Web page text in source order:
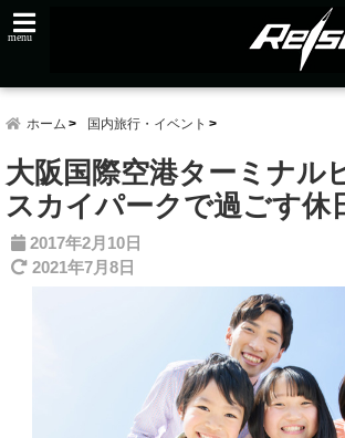
menu
ホーム 国内旅行・イベント
大阪国際空港ターミナル
スカイパークで過ごす休
2017年2月10日
2021年7月8日